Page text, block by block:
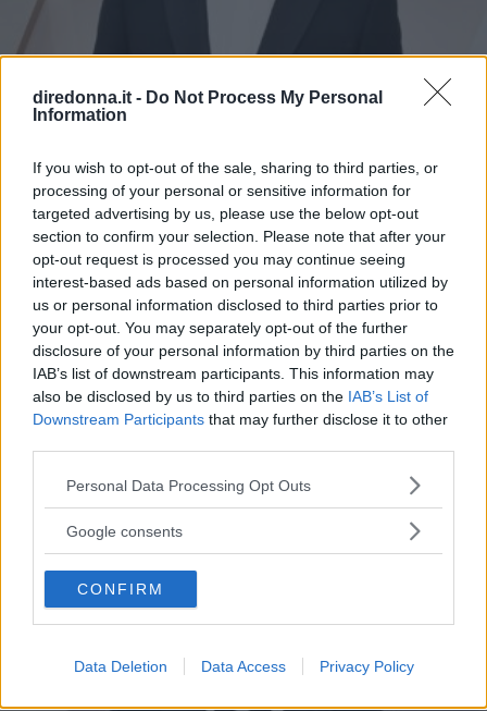
diredonna.it - Do Not Process My Personal
Information
If you wish to opt-out of the sale, sharing to third parties, or
processing of your personal or sensitive information for
targeted advertising by us, please use the below opt-out
section to confirm your selection. Please note that after your
opt-out request is processed you may continue seeing
interest-based ads based on personal information utilized by
us or personal information disclosed to third parties prior to
your opt-out. You may separately opt-out of the further
disclosure of your personal information by third parties on the
IAB’s list of downstream participants. This information may
also be disclosed by us to third parties on the IAB’s List of
Downstream Participants that may further disclose it to other
Please note that this website/app uses one or more Google
not limited to your visit or usage behaviour. You may click to
use your data for below specified purposes in below Google
consent section.
Personal Data Processing Opt Outs
Google consents
CONFIRM
Data Deletion Data Access Privacy Policy
SPETTACOLO
Leonardo DiCaprio: ecco
perché ha lavorato con Scorsese
L'attore fu colpito dalle doti recitative del collega
diciannovenne nel 1993